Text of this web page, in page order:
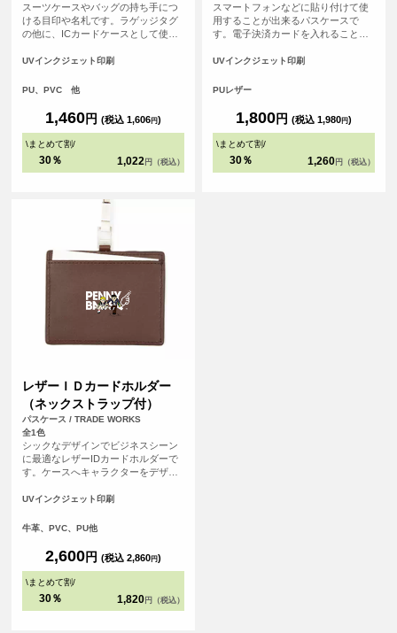
スーツケースやバッグの持ち手につ
ける目印や名札です。ラゲッジタグ
の他に、ICカードケースとして使用
ので、販促品やイベント物販などに
ルト部分には印刷されません
UVインクジェット印刷
PU、PVC 他
1,460円 (税込 1,606円)
\まとめて割/
30％ 1,022 円（税込）
スマートフォンなどに貼り付けて使
用することが出来るパスケースで
す。電子決済カードを入れることで
をおサイフケータイのように使うこ
ンをして自分だけのオリジナルパス
UVインクジェット印刷
PUレザー
1,800円 (税込 1,980円)
\まとめて割/
30％ 1,260 円（税込）
レザーＩＤカードホルダー
（ネックストラップ付）
パスケース / TRADE WORKS
全1色
シックなデザインでビジネスシーン
に最適なレザーIDカードホルダーで
す。ケースへキャラクターをデザイ
ることで高級感のあるアイテムにな
UVインクジェット印刷
牛革、PVC、PU他
2,600円 (税込 2,860円)
\まとめて割/
30％ 1,820 円（税込）